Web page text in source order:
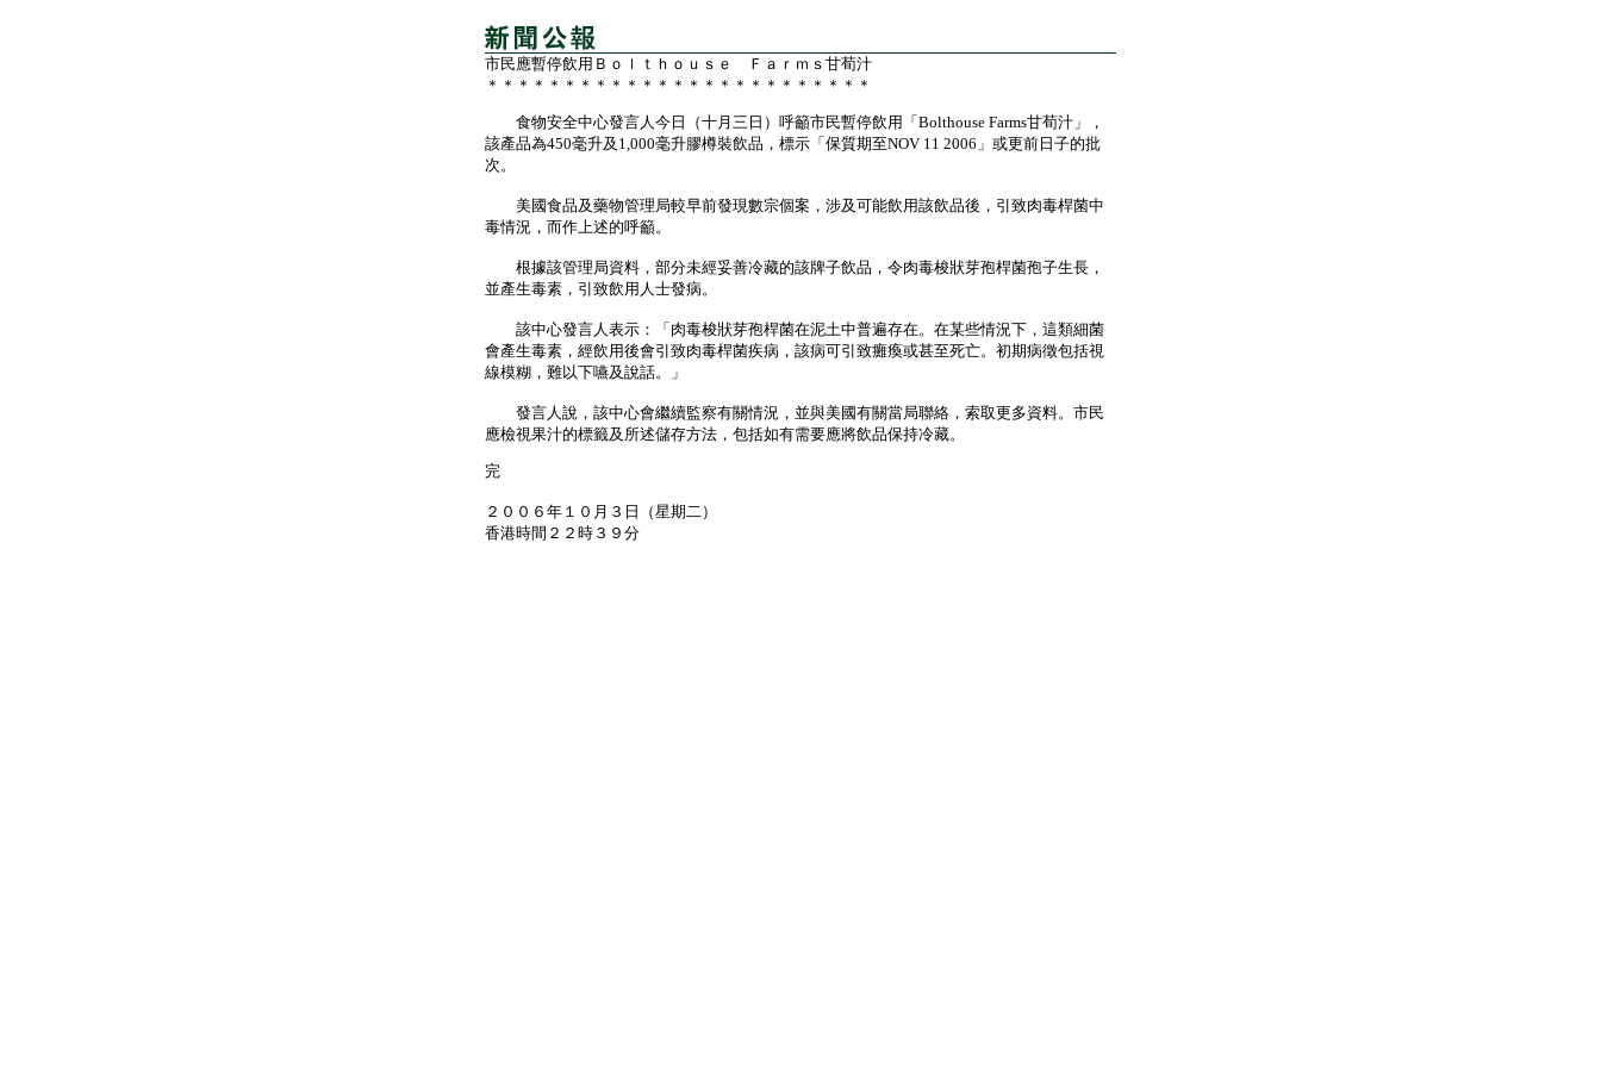
市民應暫停飲用Ｂｏｌｔｈｏｕｓｅ Ｆａｒｍｓ甘荀汁
＊＊＊＊＊＊＊＊＊＊＊＊＊＊＊＊＊＊＊＊＊＊＊＊＊
食物安全中心發言人今日（十月三日）呼籲市民暫停飲用「Bolthouse Farms甘荀汁」，
該產品為450毫升及1,000毫升膠樽裝飲品，標示「保質期至NOV 11 2006」或更前日子的批
次。
美國食品及藥物管理局較早前發現數宗個案，涉及可能飲用該飲品後，引致肉毒桿菌中
毒情況，而作上述的呼籲。
根據該管理局資料，部分未經妥善冷藏的該牌子飲品，令肉毒梭狀芽孢桿菌孢子生長，
並產生毒素，引致飲用人士發病。
該中心發言人表示：「肉毒梭狀芽孢桿菌在泥土中普遍存在。在某些情況下，這類細菌
會產生毒素，經飲用後會引致肉毒桿菌疾病，該病可引致癱瘓或甚至死亡。初期病徵包括視
線模糊，難以下嚥及說話。」
發言人說，該中心會繼續監察有關情況，並與美國有關當局聯絡，索取更多資料。市民
應檢視果汁的標籤及所述儲存方法，包括如有需要應將飲品保持冷藏。
完
２００６年１０月３日（星期二）
香港時間２２時３９分